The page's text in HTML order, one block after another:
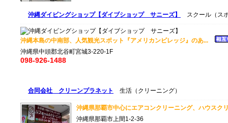
沖縄ダイビングショップ【ダイブショップ サニーズ】 スクール（ス
沖縄本島の中南部、人気観光スポット『アメリカンビレッジ』のあ...
沖縄県中頭郡北谷町宮城3-220-1F
098-926-1488
合同会社 クリーンプラネット 生活（クリーニング）
沖縄県那覇市中心にエアコンクリーニング、ハウス
沖縄県那覇市上間1-2-36